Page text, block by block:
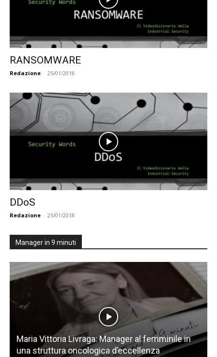
RANSOMWARE
Redazione - 25/01/2018
DDoS
Redazione - 25/01/2018
Manager in 9 minuti
Maria Vittoria Livraga: Manager al femminile in
una struttura oncologica d’eccellenza